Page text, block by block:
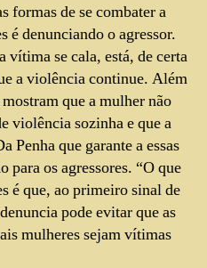
formas de se combater a
é denunciando o agressor.
vítima se cala, está, de certa
a violência continue. Além
que a mulher não
violência sozinha e que a
Penha que garante a essas
para os agressores. “O que
é que, ao primeiro sinal de
pode evitar que as
mulheres sejam vítimas